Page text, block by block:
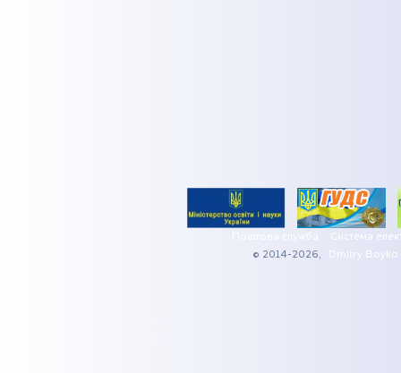
Поштова служба
Система
© 2014-2026,
Dmitry Boyko